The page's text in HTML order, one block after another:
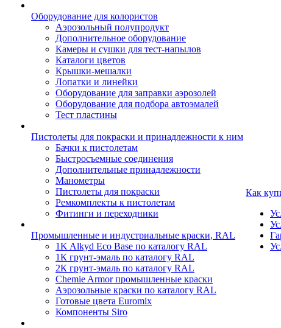
Оборудование для колористов
Аэрозольный полупродукт
Дополнительное оборудование
Камеры и сушки для тест-напылов
Каталоги цветов
Крышки-мешалки
Лопатки и линейки
Оборудование для заправки аэрозолей
Оборудование для подбора автоэмалей
Тест пластины
Пистолеты для покраски и принадлежности к ним
Бачки к пистолетам
Быстросъемные соединения
Дополнительные принадлежности
Манометры
Пистолеты для покраски
Ремкомплекты к пистолетам
Фитинги и переходники
Промышленные и индустриальные краски, RAL
1K Alkyd Eco Base по каталогу RAL
1К грунт-эмаль по каталогу RAL
2К грунт-эмаль по каталогу RAL
Chemie Armor промышленные краски
Аэрозольные краски по каталогу RAL
Готовые цвета Euromix
Компоненты Siro
Как